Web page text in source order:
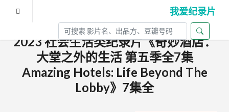
我爱纪录片
2023 社会生活类纪录片《奇妙酒店：
大堂之外的生活 第五季全7集
Amazing Hotels: Life Beyond The
Lobby》7集全